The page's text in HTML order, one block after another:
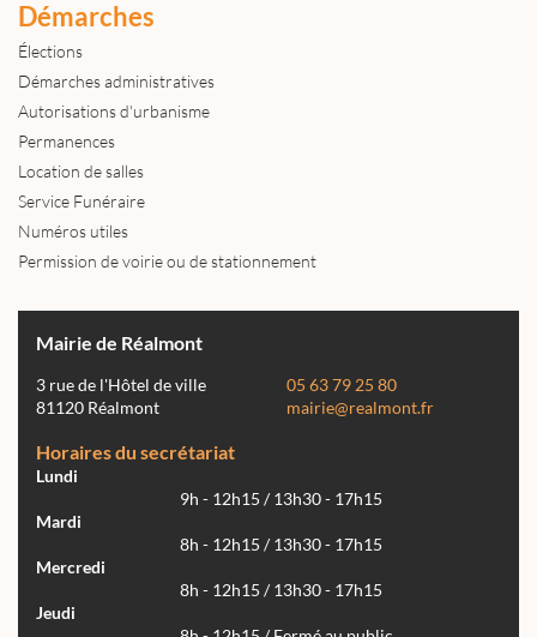
Démarches
Élections
Démarches administratives
Autorisations d'urbanisme
Permanences
Location de salles
Service Funéraire
Numéros utiles
Permission de voirie ou de stationnement
Mairie de Réalmont
3 rue de l'Hôtel de ville
81120 Réalmont
05 63 79 25 80
mairie@realmont.fr
Horaires du secrétariat
Lundi
9h - 12h15 / 13h30 - 17h15
Mardi
8h - 12h15 / 13h30 - 17h15
Mercredi
8h - 12h15 / 13h30 - 17h15
Jeudi